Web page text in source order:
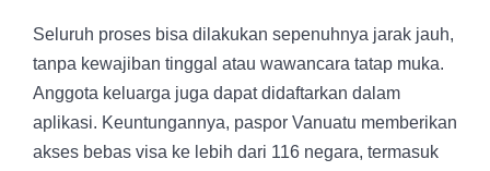
Seluruh proses bisa dilakukan sepenuhnya jarak jauh,
tanpa kewajiban tinggal atau wawancara tatap muka.
Anggota keluarga juga dapat didaftarkan dalam
aplikasi. Keuntungannya, paspor Vanuatu memberikan
akses bebas visa ke lebih dari 116 negara, termasuk